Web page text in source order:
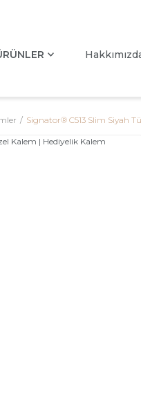
Signator® C513 Slim Siyah